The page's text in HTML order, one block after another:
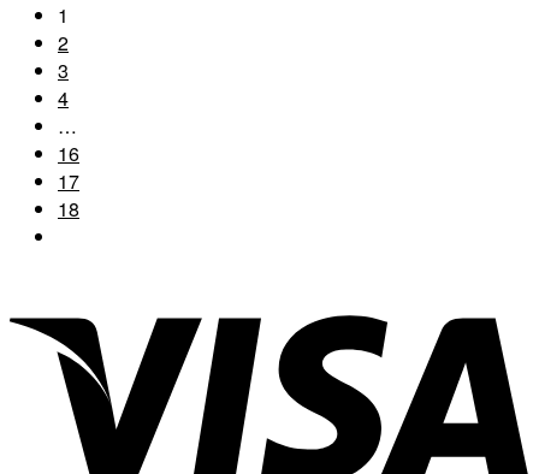
1
2
3
4
…
16
17
18